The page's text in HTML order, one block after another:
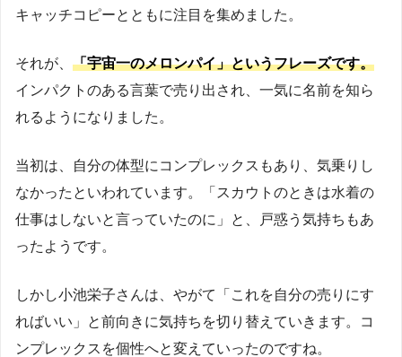
キャッチコピーとともに注目を集めました。
それが、 「宇宙一のメロンパイ」というフレーズです。
インパクトのある言葉で売り出され、一気に名前を知ら
れるようになりました。
当初は、自分の体型にコンプレックスもあり、気乗りし
なかったといわれています。「スカウトのときは水着の
仕事はしないと言っていたのに」と、戸惑う気持ちもあ
ったようです。
しかし小池栄子さんは、やがて「これを自分の売りにす
ればいい」と前向きに気持ちを切り替えていきます。コ
ンプレックスを個性へと変えていったのですね。